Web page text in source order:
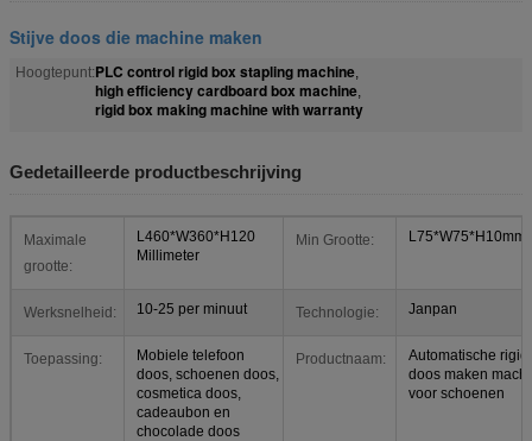
Stijve doos die machine maken
Hoogtepunt:PLC control rigid box stapling machine,
high efficiency cardboard box machine,
rigid box making machine with warranty
Gedetailleerde productbeschrijving
Maximale
grootte:
L460*W360*H120
Millimeter
Min Grootte: L75*W75*H10mm
Werksnelheid: 10-25 per minuut Technologie: Janpan
Toepassing:
Mobiele telefoon
doos, schoenen doos,
cosmetica doos,
cadeaubon en
chocolade doos
Productnaam:
Automatische
doos maken
voor schoenen